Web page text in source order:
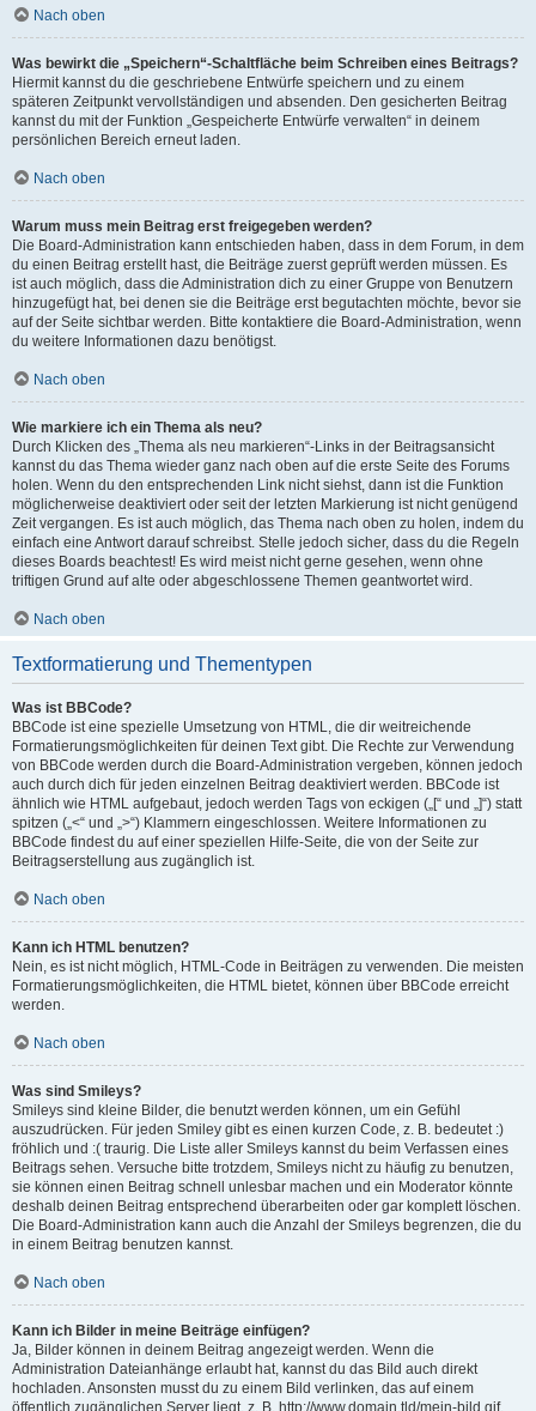
Nach oben
Was bewirkt die „Speichern“-Schaltfläche beim Schreiben eines Beitrags?
Hiermit kannst du die geschriebene Entwürfe speichern und zu einem
späteren Zeitpunkt vervollständigen und absenden. Den gesicherten Beitrag
kannst du mit der Funktion „Gespeicherte Entwürfe verwalten“ in deinem
persönlichen Bereich erneut laden.
Nach oben
Warum muss mein Beitrag erst freigegeben werden?
Die Board-Administration kann entschieden haben, dass in dem Forum, in dem
du einen Beitrag erstellt hast, die Beiträge zuerst geprüft werden müssen. Es
ist auch möglich, dass die Administration dich zu einer Gruppe von Benutzern
hinzugefügt hat, bei denen sie die Beiträge erst begutachten möchte, bevor sie
auf der Seite sichtbar werden. Bitte kontaktiere die Board-Administration, wenn
du weitere Informationen dazu benötigst.
Nach oben
Wie markiere ich ein Thema als neu?
Durch Klicken des „Thema als neu markieren“-Links in der Beitragsansicht
kannst du das Thema wieder ganz nach oben auf die erste Seite des Forums
holen. Wenn du den entsprechenden Link nicht siehst, dann ist die Funktion
möglicherweise deaktiviert oder seit der letzten Markierung ist nicht genügend
Zeit vergangen. Es ist auch möglich, das Thema nach oben zu holen, indem du
einfach eine Antwort darauf schreibst. Stelle jedoch sicher, dass du die Regeln
dieses Boards beachtest! Es wird meist nicht gerne gesehen, wenn ohne
triftigen Grund auf alte oder abgeschlossene Themen geantwortet wird.
Nach oben
Textformatierung und Thementypen
Was ist BBCode?
BBCode ist eine spezielle Umsetzung von HTML, die dir weitreichende
Formatierungsmöglichkeiten für deinen Text gibt. Die Rechte zur Verwendung
von BBCode werden durch die Board-Administration vergeben, können jedoch
auch durch dich für jeden einzelnen Beitrag deaktiviert werden. BBCode ist
ähnlich wie HTML aufgebaut, jedoch werden Tags von eckigen („[“ und „]“) statt
spitzen („<“ und „>“) Klammern eingeschlossen. Weitere Informationen zu
BBCode findest du auf einer speziellen Hilfe-Seite, die von der Seite zur
Beitragserstellung aus zugänglich ist.
Nach oben
Kann ich HTML benutzen?
Nein, es ist nicht möglich, HTML-Code in Beiträgen zu verwenden. Die meisten
Formatierungsmöglichkeiten, die HTML bietet, können über BBCode erreicht
werden.
Nach oben
Was sind Smileys?
Smileys sind kleine Bilder, die benutzt werden können, um ein Gefühl
auszudrücken. Für jeden Smiley gibt es einen kurzen Code, z. B. bedeutet :)
fröhlich und :( traurig. Die Liste aller Smileys kannst du beim Verfassen eines
Beitrags sehen. Versuche bitte trotzdem, Smileys nicht zu häufig zu benutzen,
sie können einen Beitrag schnell unlesbar machen und ein Moderator könnte
deshalb deinen Beitrag entsprechend überarbeiten oder gar komplett löschen.
Die Board-Administration kann auch die Anzahl der Smileys begrenzen, die du
in einem Beitrag benutzen kannst.
Nach oben
Kann ich Bilder in meine Beiträge einfügen?
Ja, Bilder können in deinem Beitrag angezeigt werden. Wenn die
Administration Dateianhänge erlaubt hat, kannst du das Bild auch direkt
hochladen. Ansonsten musst du zu einem Bild verlinken, das auf einem
öffentlich zugänglichen Server liegt, z. B. http://www.domain.tld/mein-bild.gif.